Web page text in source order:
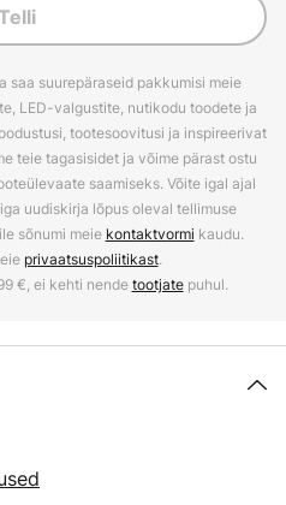
saa suurepäraseid pakkumisi meie
LED-valgustite, nutikodu toodete ja
tootesoovitusi ja inspireerivat
teie tagasisidet ja võime pärast ostu
saamiseks. Võite igal ajal
uudiskirja lõpus oleval tellimuse
sõnumi meie kontaktvormi kaudu.
privaatsuspoliitikast.
€, ei kehti nendetootjatepuhul.